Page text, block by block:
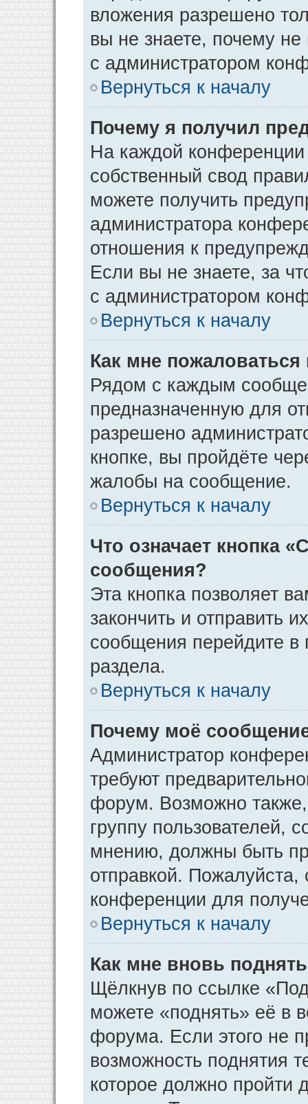
вложения разрешено
вы не знаете, почему
с администратором
Вернуться к началу
Почему я получил
На каждой конференции
собственный свод
можете получить
администратора
отношения к
Если вы не знаете, за
с администратором
Вернуться к началу
Как мне
Рядом с каждым
предназначенную для
разрешено
кнопке, вы пройдёте
жалобы на сообщение.
Вернуться к началу
Что означает кнопка
сообщения?
Эта кнопка позволяет
закончить и отправить
сообщения перейдите в
раздела.
Вернуться к началу
Почему моё
Администратор
требуют
форум. Возможно
группу пользователей,
мнению, должны быть
отправкой.
конференции для
Вернуться к началу
Как мне вновь
Щёлкнув по ссылке
можете «поднять» её в
форума. Если этого не
возможность поднятия
которое должно пройти